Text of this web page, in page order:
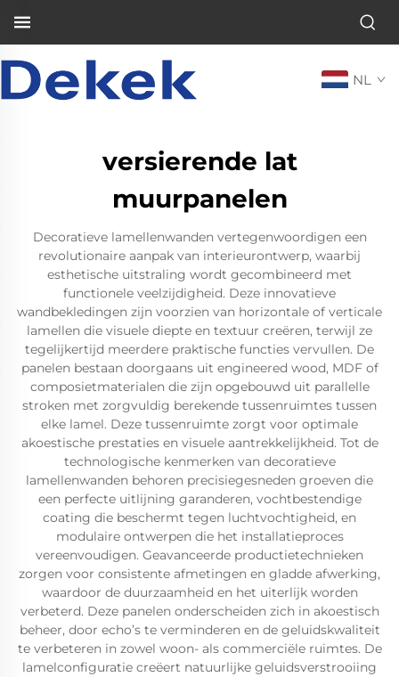
NL
versierende lat
muurpanelen
Decoratieve lamellenwanden vertegenwoordigen een
revolutionaire aanpak van interieurontwerp, waarbij
esthetische uitstraling wordt gecombineerd met
functionele veelzijdigheid. Deze innovatieve
wandbekledingen zijn voorzien van horizontale of verticale
lamellen die visuele diepte en textuur creëren, terwijl ze
tegelijkertijd meerdere praktische functies vervullen. De
panelen bestaan doorgaans uit engineered wood, MDF of
composietmaterialen die zijn opgebouwd uit parallelle
stroken met zorgvuldig berekende tussenruimtes tussen
elke lamel. Deze tussenruimte zorgt voor optimale
akoestische prestaties en visuele aantrekkelijkheid. Tot de
technologische kenmerken van decoratieve
lamellenwanden behoren precisiegesneden groeven die
een perfecte uitlijning garanderen, vochtbestendige
coating die beschermt tegen luchtvochtigheid, en
modulaire ontwerpen die het installatieproces
vereenvoudigen. Geavanceerde productietechnieken
zorgen voor consistente afmetingen en gladde afwerking,
waardoor de duurzaamheid en het uiterlijk worden
verbeterd. Deze panelen onderscheiden zich in akoestisch
beheer, door echo’s te verminderen en de geluidskwaliteit
te verbeteren in zowel woon- als commerciële ruimtes. De
lamelconfiguratie creëert natuurlijke geluidsverstrooiing